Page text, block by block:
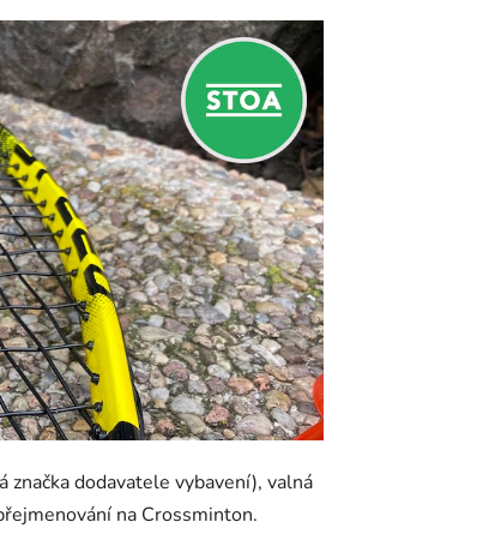
dodavatele vybavení), valná
na Crossminton.